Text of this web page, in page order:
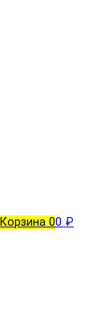
Корзина 00 ₽